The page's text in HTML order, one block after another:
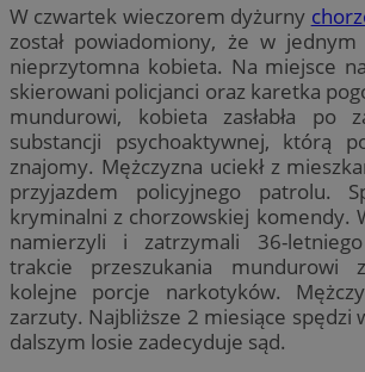
W czwartek wieczorem dyżurny
został powiadomiony, że w
nieprzytomna kobieta. Na miejsce
skierowani policjanci oraz karetka
mundurowi, kobieta zasłabła po
substancji psychoaktywnej, którą
znajomy. Mężczyzna uciekł z
przyjazdem policyjnego patrolu.
kryminalni z chorzowskiej komendy.
namierzyli i zatrzymali 36-
trakcie przeszukania mundurowi
kolejne porcje narkotyków.
zarzuty. Najbliższe 2 miesiące spędzi
dalszym losie zadecyduje sąd.